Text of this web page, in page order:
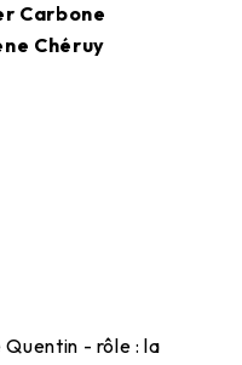
Carbone
Chéruy
Quentin - rôle : la